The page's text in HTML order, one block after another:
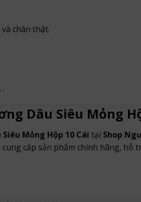
chân thật.
Dâu Siêu Mỏng
Mỏng Hộp 10 Cái tại Shop
cấp sản phẩm chính hãng,